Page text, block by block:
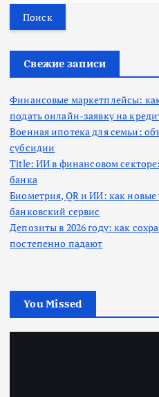
т
Свежие записи
Финансовые маркетплейсы:
подать онлайн-заявку на
Военная ипотека для семьи:
субсидии
Title: ИИ в финансовом
банка
Биометрия, QR и ИИ: как
банковский сервис
Депозиты в 2026 году: как
постепенно падают
You Missed